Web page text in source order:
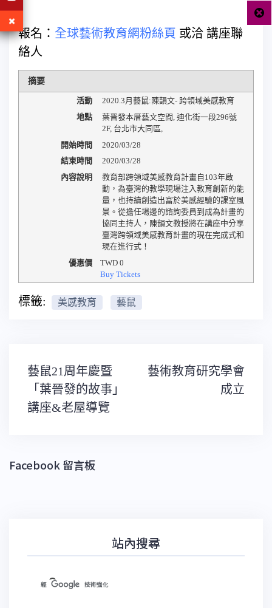
報名： 全球藝術教育網粉絲頁 或洽 講座聯
絡人
摘要
活動
2020.3月藝鼠:陳韻文- 跨領域美感教育
地點
葉晋發本厝藝文空間 迪化街一段296號
2F, 台北市大同區
開始時間
2020/03/28
結束時間
2020/03/28
內容說明
教育部跨領域美感教育計畫自103年啟
動，為臺灣的教學現場注入教育創新的能
量，也持續創造出富於美感經驗的課室風
景。從擔任場邊的諮詢委員到成為計畫的
協同主持人，陳韻文教授將在講座中分享
臺灣跨領域美感教育計畫的現在完成式和
現在進行式！
優惠價
TWD0
Buy Tickets
標籤: 美感教育 藝鼠
文
章
導
覽
藝鼠21周年慶暨
「葉晉發的故事」
講座&老屋導覽
藝術教育研究學會
成立
Facebook 留言板
站內搜尋